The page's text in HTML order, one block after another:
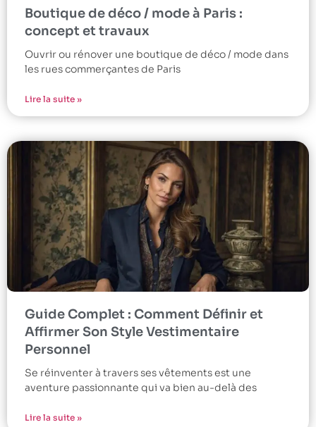
Boutique de déco / mode à Paris :
concept et travaux
Ouvrir ou rénover une boutique de déco / mode dans
les rues commerçantes de Paris
Lire la suite »
Guide Complet : Comment Définir et
Affirmer Son Style Vestimentaire
Personnel
Se réinventer à travers ses vêtements est une
aventure passionnante qui va bien au-delà des
Lire la suite »